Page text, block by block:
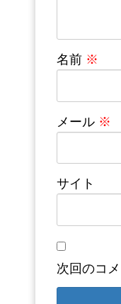
名前 ※
メール ※
サイト
次回のコ